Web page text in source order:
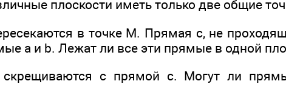
плоскости иметь только две общие
в точке М. Прямая с, не
а и b. Лежат ли все эти прямые в одной
с прямой с. Могут ли